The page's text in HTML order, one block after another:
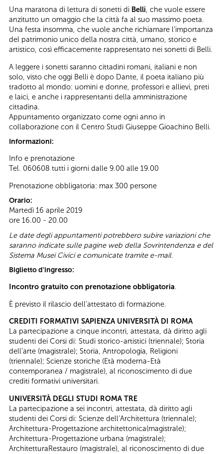
Una maratona di lettura di sonetti di Belli, che vuole essere
anzitutto un omaggio che la città fa al suo massimo poeta.
Una festa insomma, che vuole anche richiamare l’importanza
del patrimonio unico della nostra città, umano, storico e
artistico, così efficacemente rappresentato nei sonetti di Belli.
A leggere i sonetti saranno cittadini romani, italiani e non
solo, visto che oggi Belli è dopo Dante, il poeta italiano più
tradotto al mondo: uomini e donne, professori e allievi, preti
e laici, e anche i rappresentanti della amministrazione
cittadina.
Appuntamento organizzato come ogni anno in
collaborazione con il Centro Studi Giuseppe Gioachino Belli.
Informazioni:
Info e prenotazione
Tel. 060608 tutti i giorni dalle 9.00 alle 19.00
Prenotazione obbligatoria: max 300 persone
Orario:
Martedì 16 aprile 2019
ore 16.00 - 20.00
Le date degli appuntamenti potrebbero subire variazioni che
saranno indicate sulle pagine web della Sovrintendenza e del
Sistema Musei Civici e comunicate tramite e-mail.
Biglietto d'ingresso:
Incontro gratuito con prenotazione obbligatoria.
È previsto il rilascio dell’attestato di formazione.
CREDITI FORMATIVI SAPIENZA UNIVERSITÀ DI ROMA
La partecipazione a cinque incontri, attestata, dà diritto agli
studenti dei Corsi di: Studi storico-artistici (triennale); Storia
dell’arte (magistrale); Storia, Antropologia, Religioni
(triennale); Scienze storiche (Età moderna-Età
contemporanea / magistrale), al riconoscimento di due
crediti formativi universitari.
UNIVERSITÀ DEGLI STUDI ROMA TRE
La partecipazione a sei incontri, attestata, dà diritto agli
studenti dei Corsi di: Scienze dell’Architettura (triennale);
Architettura-Progettazione architettonica(magistrale);
Architettura-Progettazione urbana (magistrale);
ArchitetturaRestauro (magistrale), al riconoscimento di due